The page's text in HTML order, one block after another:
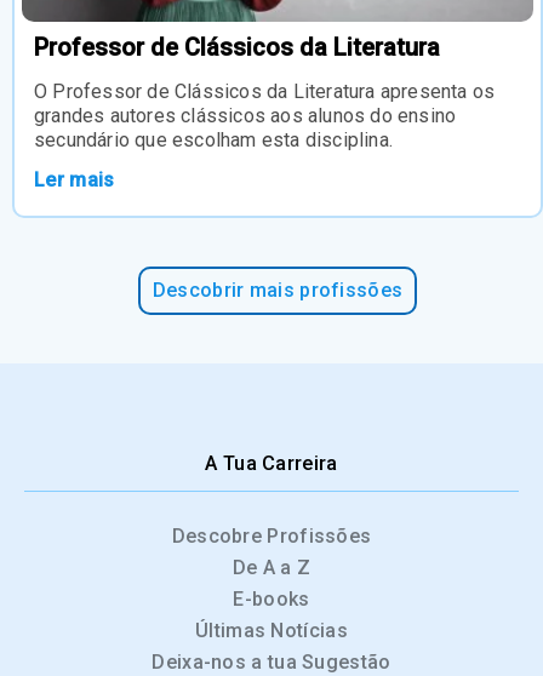
Professor de Clássicos da Literatura
O Professor de Clássicos da Literatura apresenta os
grandes autores clássicos aos alunos do ensino
secundário que escolham esta disciplina.
Ler mais
Descobrir mais profissões
A Tua Carreira
Descobre Profissões
De A a Z
E-books
Últimas Notícias
Deixa-nos a tua Sugestão